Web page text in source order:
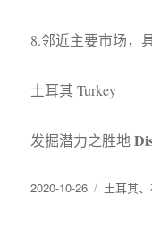
8.邻近主要市场，
土耳其 Turkey
发掘潜力之胜地
发
2020-10-26
分
土耳其、